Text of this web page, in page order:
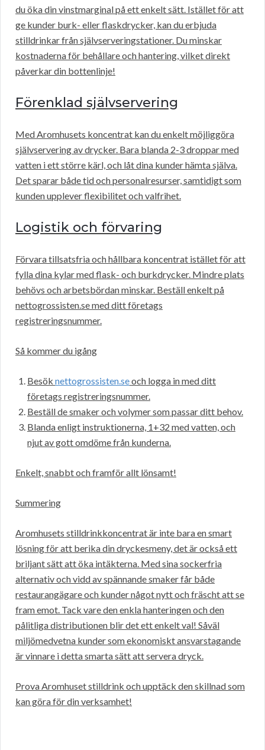
du öka din vinstmarginal på ett enkelt sätt. Istället för att
ge kunder burk- eller flaskdrycker, kan du erbjuda
stilldrinkar från självserveringstationer. Du minskar
kostnaderna för behållare och hantering, vilket direkt
påverkar din bottenlinje!
Förenklad självservering
Med Aromhusets koncentrat kan du enkelt möjliggöra
självservering av drycker. Bara blanda 2-3 droppar med
vatten i ett större kärl, och låt dina kunder hämta själva.
Det sparar både tid och personalresurser, samtidigt som
kunden upplever flexibilitet och valfrihet.
Logistik och förvaring
Förvara tillsatsfria och hållbara koncentrat istället för att
fylla dina kylar med flask- och burkdrycker. Mindre plats
behövs och arbetsbördan minskar. Beställ enkelt på
nettogrossisten.se med ditt företags
registreringsnummer.
Så kommer du igång
Besök nettogrossisten.seoch logga in med ditt
företags registreringsnummer.
Beställ de smaker och volymer som passar ditt behov.
Blanda enligt instruktionerna, 1+32 med vatten, och
njut av gott omdöme från kunderna.
Enkelt, snabbt och framför allt lönsamt!
Summering
Aromhusets stilldrinkkoncentrat är inte bara en smart
lösning för att berika din dryckesmeny, det är också ett
briljant sätt att öka intäkterna. Med sina sockerfria
alternativ och vidd av spännande smaker får både
restaurangägare och kunder något nytt och fräscht att se
fram emot. Tack vare den enkla hanteringen och den
pålitliga distributionen blir det ett enkelt val! Såväl
miljömedvetna kunder som ekonomiskt ansvarstagande
är vinnare i detta smarta sätt att servera dryck.
Prova Aromhuset stilldrink och upptäck den skillnad som
kan göra för din verksamhet!